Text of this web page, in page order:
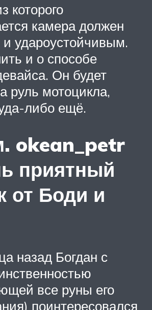
которого
камера должен
удароустойчивым.
и о способе
Он будет
руль мотоцикла,
либо ещё.
okean_petr
приятный
от Боди и
назад Богдан с
все руны его
поинтересовался